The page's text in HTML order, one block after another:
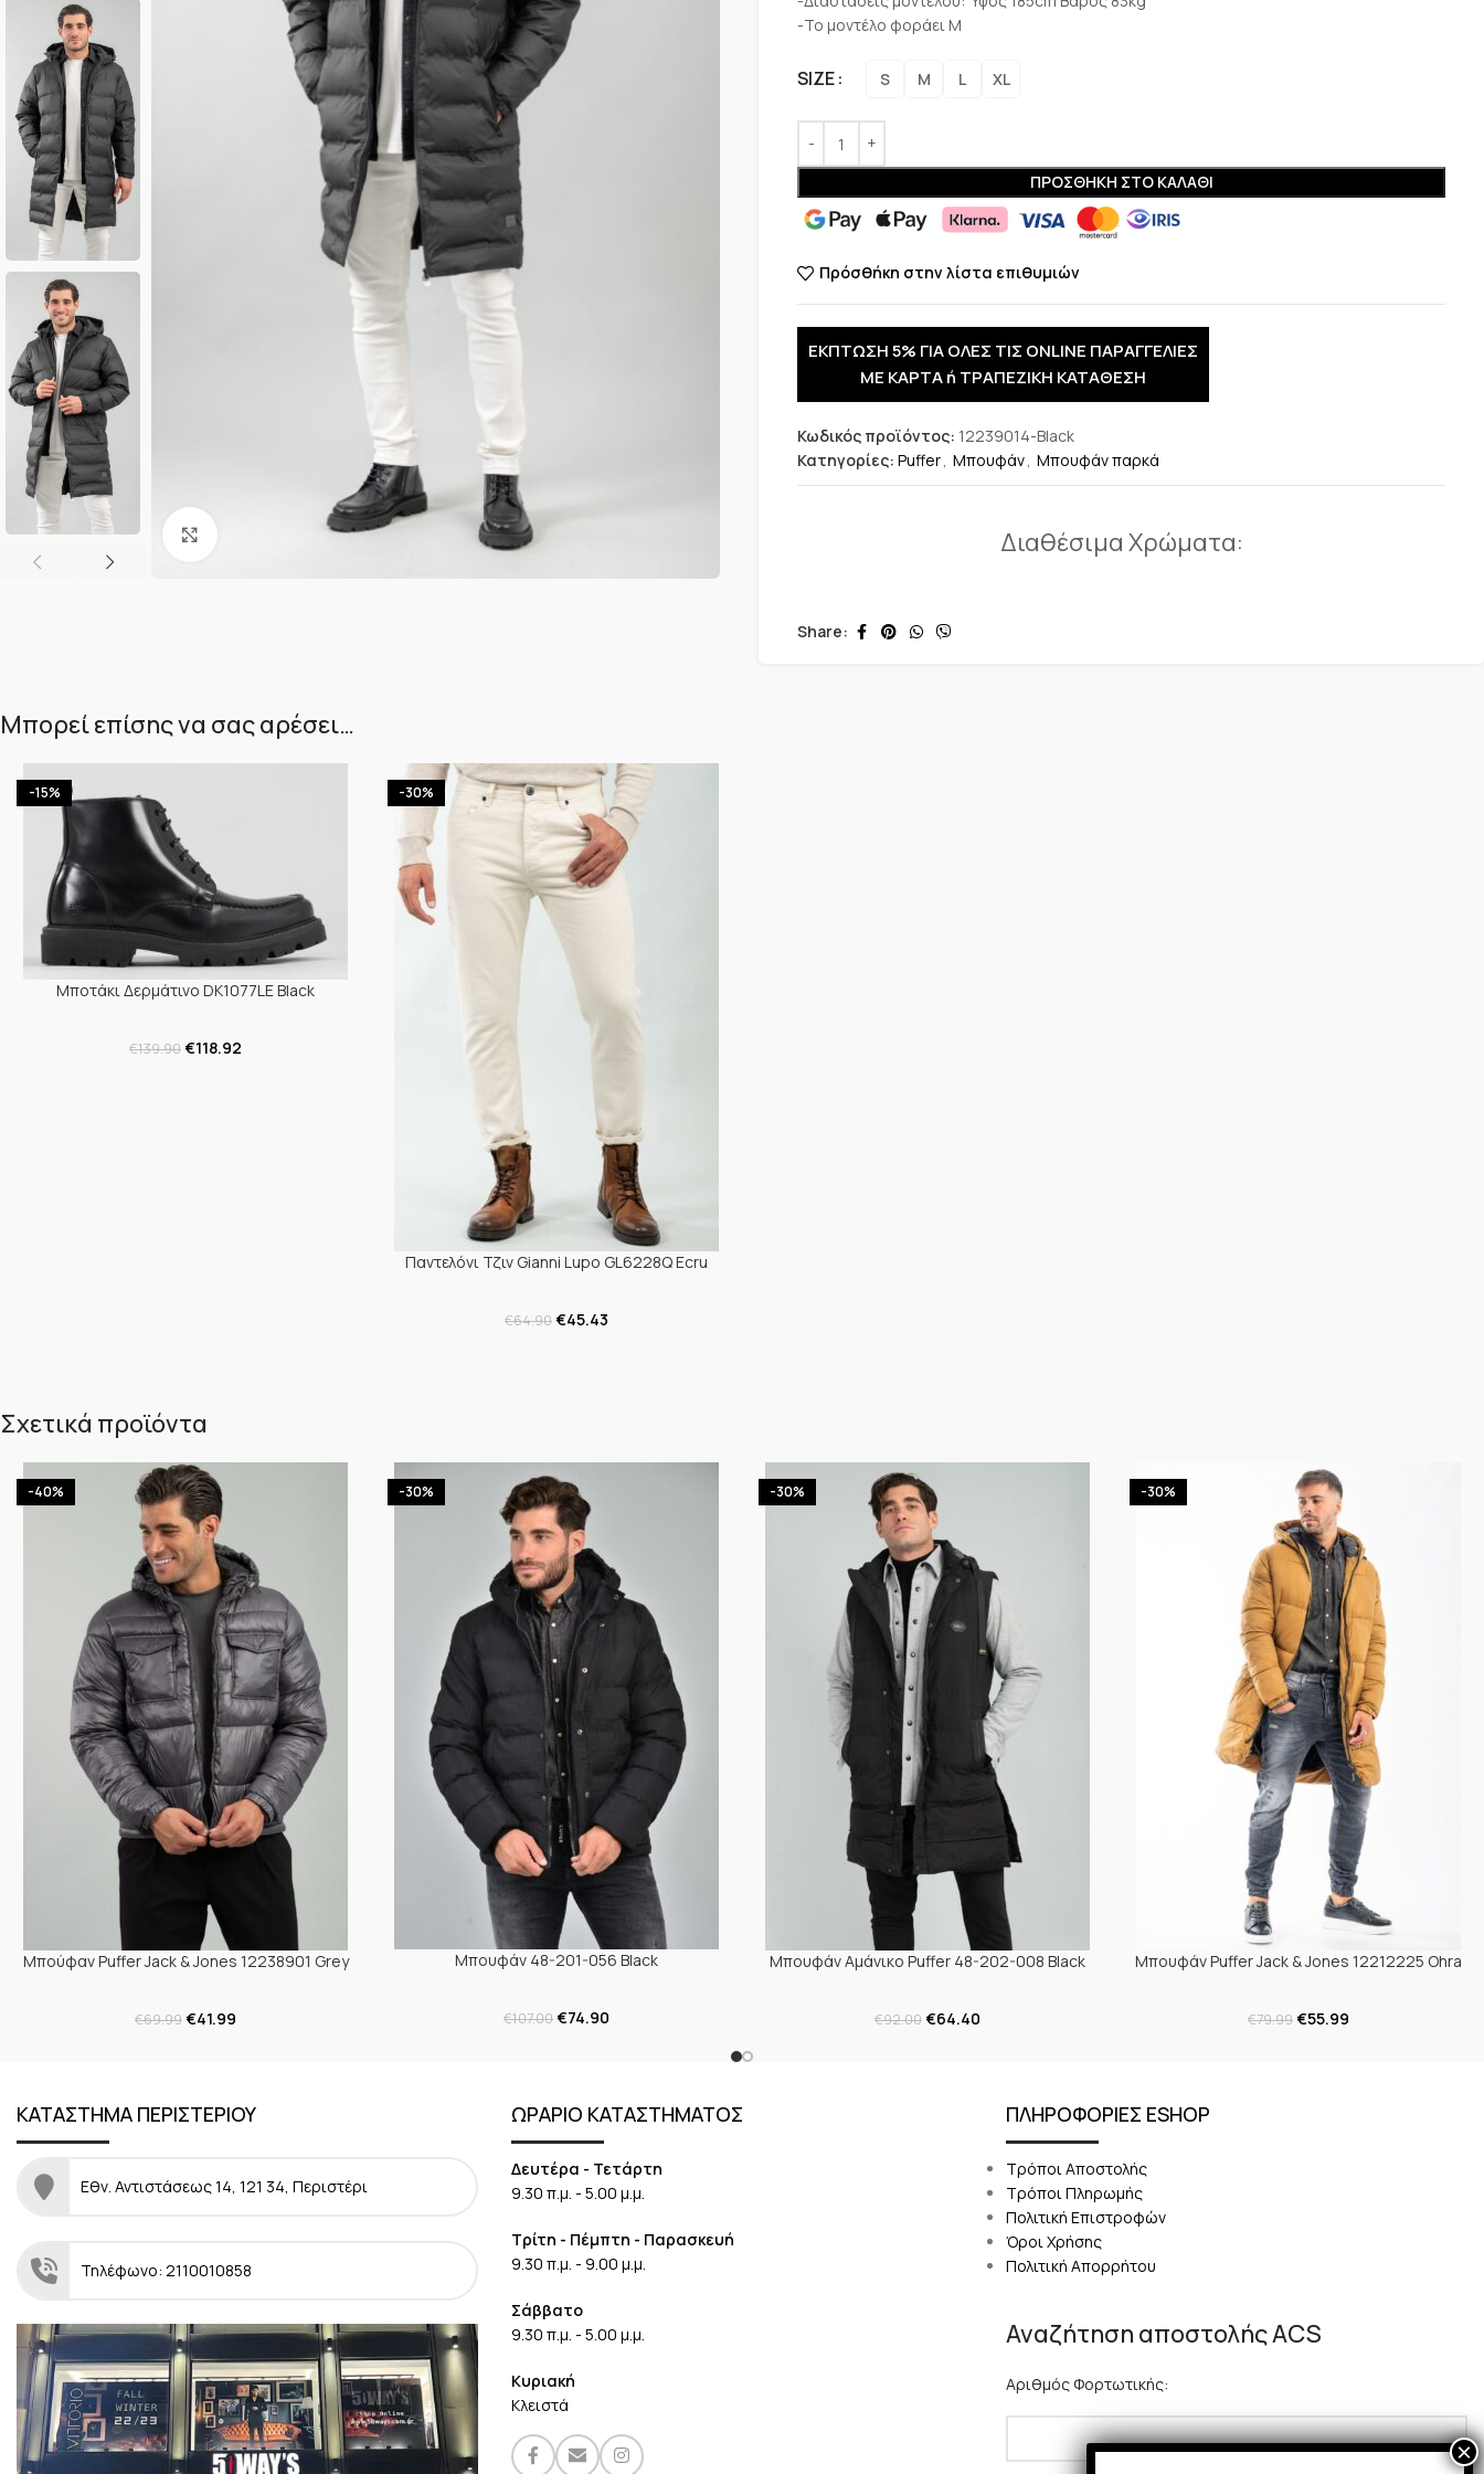
Κλικ για μεγέθυνση
-Το μοντέλο φοράει Μ
SIZE S M L XL
ΠΡΟΣΘΉΚΗ ΣΤΟ ΚΑΛΆΘΙ
Πρόσθήκη στην λίστα επιθυμιών
ΕΚΠΤΩΣΗ 5% ΓΙΑ ΟΛΕΣ ΤΙΣ ONLINE ΠΑΡΑΓΓΕΛΙΕΣ
ΜΕ ΚΑΡΤΑ ή ΤΡΑΠΕΖΙΚΗ ΚΑΤΑΘΕΣΗ
Κωδικός προϊόντος: 12239014-Black
Κατηγορίες: Puffer, Μπουφάν, Μπουφάν παρκά
Διαθέσιμα Χρώματα:
Share:
Μπορεί επίσης να σας αρέσει…
-15%
Μποτάκι Δερμάτινο DK1077LE Black
€139.90€118.92
-30%
Παντελόνι Τζιν Gianni Lupo GL6228Q Ecru
€64.90€45.43
Σχετικά προϊόντα
-40%
Μπούφαν Puffer Jack & Jones 12238901 Grey
€69.99€41.99
-30%
Μπουφάν 48-201-056 Black
€107.00€74.90
-30%
Μπουφάν Αμάνικο Puffer 48-202-008 Black
€92.00€64.40
-30%
Μπουφάν Puffer Jack & Jones 12212225 Ohra
€79.99€55.99
ΚΑΤΑΣΤΗΜΑ ΠΕΡΙΣΤΕΡΙΟΥ
Εθν. Αντιστάσεως 14, 121 34, Περιστέρι
Τηλέφωνο: 2110010858
ΩΡΑΡΙΟ ΚΑΤΑΣΤΗΜΑΤΟΣ
Δευτέρα - Τετάρτη
9.30 π.μ. - 5.00 μ.μ.
Τρίτη - Πέμπτη - Παρασκευή
9.30 π.μ. - 9.00 μ.μ.
Σάββατο
9.30 π.μ. - 5.00 μ.μ.
Κυριακή
Κλειστά
ΠΛΗΡΟΦΟΡΙΕΣ ESHOP
Τρόποι Αποστολής
Τρόποι Πληρωμής
Πολιτική Επιστροφών
Όροι Χρήσης
Πολιτική Απορρήτου
Αναζήτηση αποστολής ACS
Αριθμός Φορτωτικής: